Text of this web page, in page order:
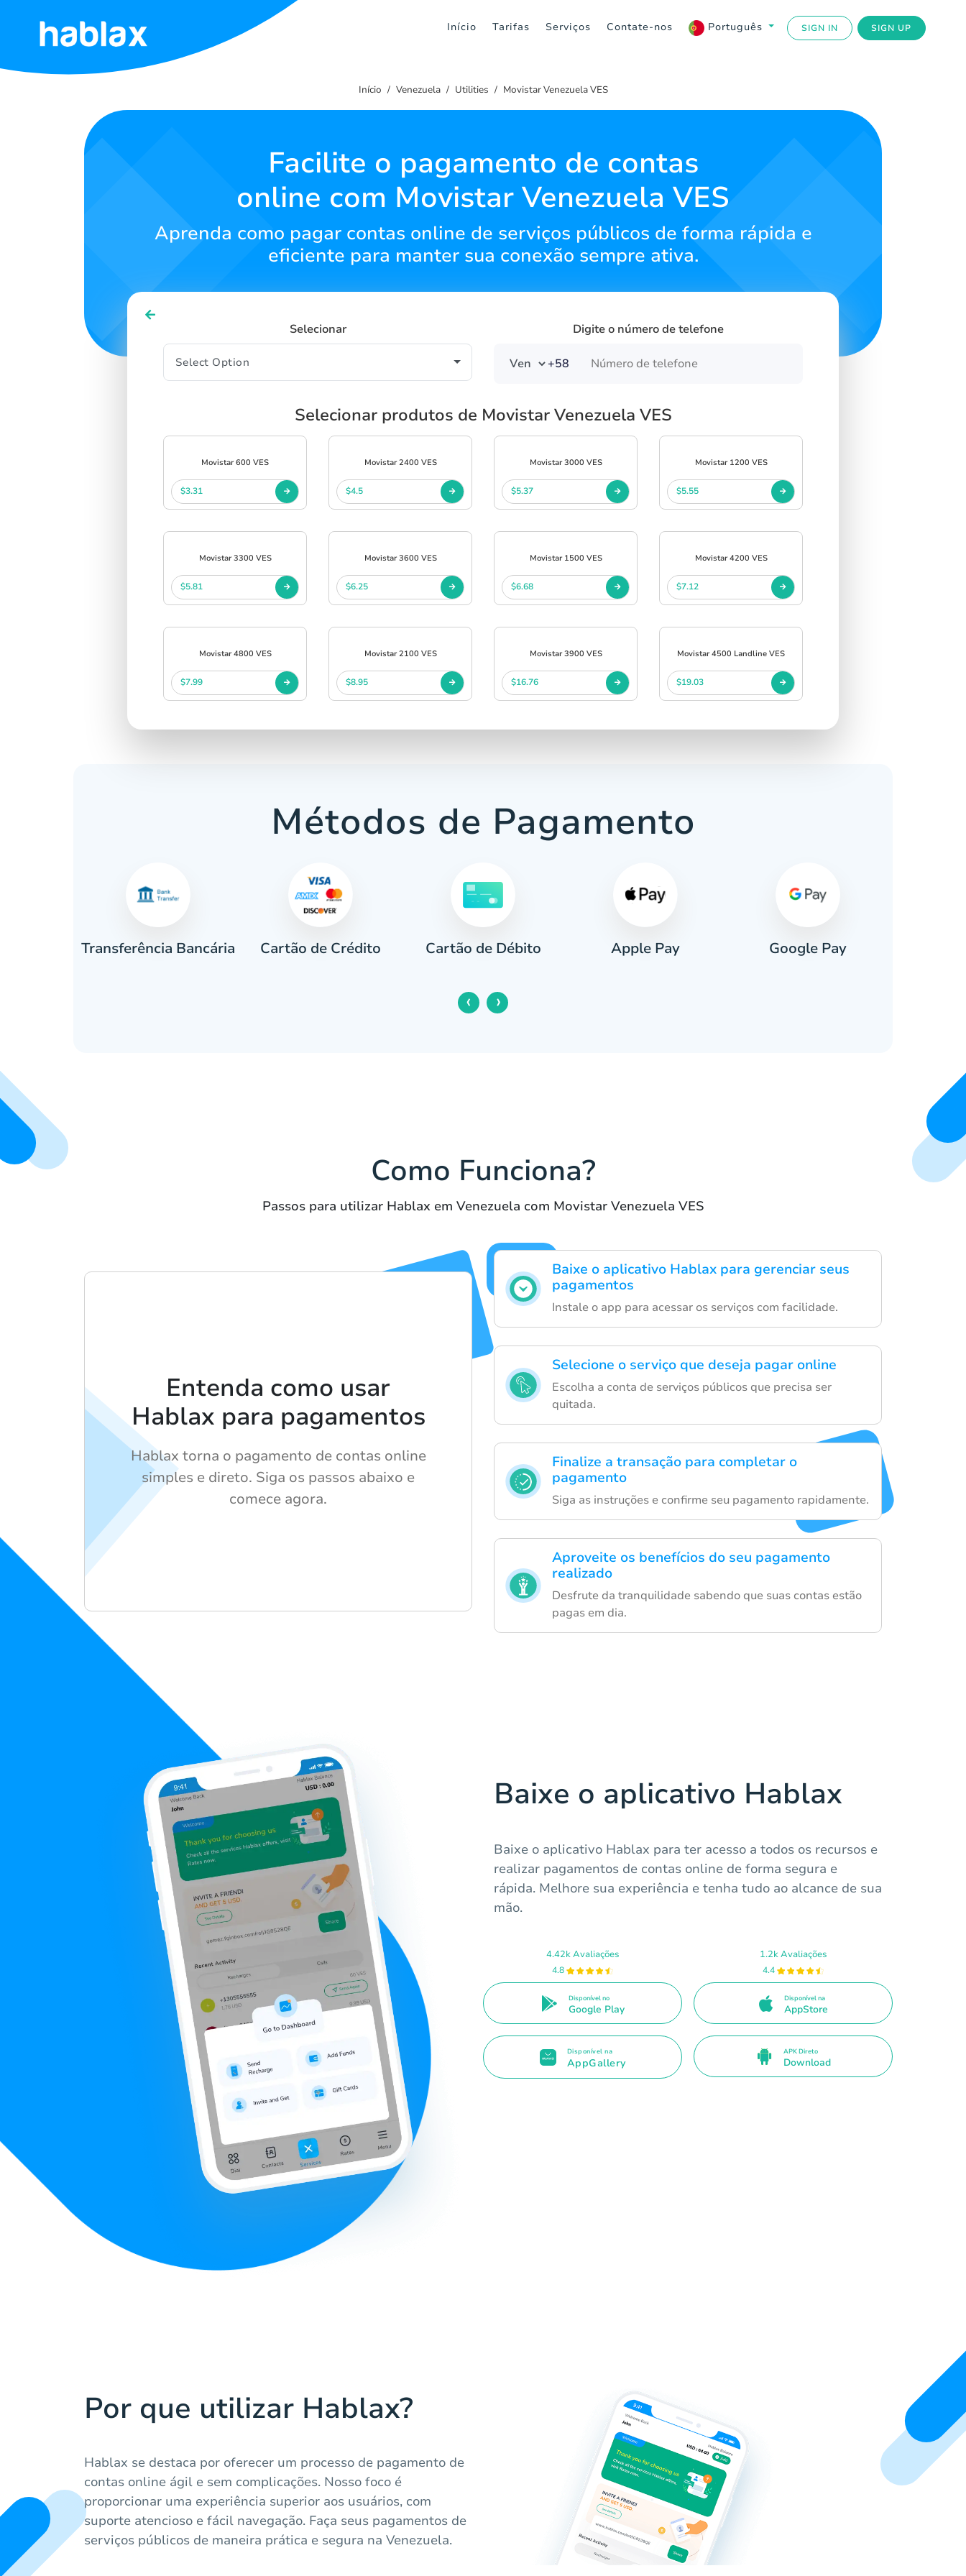
Início Tarifas Serviços Contate-nos Português SIGN IN SIGN UP
Início
SIGN UP
Início Venezuela Utilities Movistar Venezuela VES
Facilite o pagamento de contas
online com Movistar Venezuela VES
Aprenda como pagar contas online de serviços públicos de forma rápida e
eficiente para manter sua conexão sempre ativa.
Selecionar Digite o número de telefone
+58
Selecionar produtos de Movistar Venezuela VES
Movistar 600 VES
$3.31
Movistar 2400 VES
$4.5
Movistar 3000 VES
$5.37
Movistar 1200 VES
$5.55
Movistar 3300 VES
$5.81
Movistar 3600 VES
$6.25
Movistar 1500 VES
$6.68
Movistar 4200 VES
$7.12
Movistar 4800 VES
$7.99
Movistar 2100 VES
$8.95
Movistar 3900 VES
$16.76
Movistar 4500 Landline VES
$19.03
Métodos de Pagamento
Transferência Bancária Cartão de Crédito Cartão de Débito Apple Pay Google Pay
‹ ›
Como Funciona?
Passos para utilizar Hablax em Venezuela com Movistar Venezuela VES
Baixe o aplicativo Hablax para gerenciar seus
pagamentos
Instale o app para acessar os serviços com facilidade.
Selecione o serviço que deseja pagar online
Escolha a conta de serviços públicos que precisa ser
quitada.
Finalize a transação para completar o
pagamento
Siga as instruções e confirme seu pagamento rapidamente.
Aproveite os benefícios do seu pagamento
realizado
Desfrute da tranquilidade sabendo que suas contas estão
pagas em dia.
Entenda como usar
Hablax para pagamentos
Hablax torna o pagamento de contas online
simples e direto. Siga os passos abaixo e
comece agora.
Baixe o aplicativo Hablax
Baixe o aplicativo Hablax para ter acesso a todos os recursos e
realizar pagamentos de contas online de forma segura e
rápida. Melhore sua experiência e tenha tudo ao alcance de sua
mão.
4.42k Avaliações
4.8
Disponível no
Google Play
1.2k Avaliações
4.4
Disponível na
AppStore
Disponível na
AppGallery
APK Direto
Download
Por que utilizar Hablax?
Hablax se destaca por oferecer um processo de pagamento de
contas online ágil e sem complicações. Nosso foco é
proporcionar uma experiência superior aos usuários, com
suporte atencioso e fácil navegação. Faça seus pagamentos de
serviços públicos de maneira prática e segura na Venezuela.